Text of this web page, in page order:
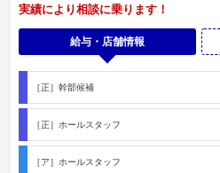
実績により相談に乗ります！
給与・店舗情報
［正］幹部候補
［正］ホールスタッフ
［ア］ホールスタッフ